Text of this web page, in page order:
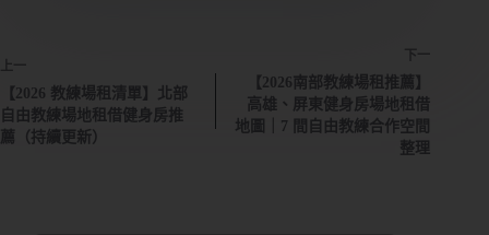
上一
【2026 教練場租清單】北部
自由教練場地租借健身房推
薦（持續更新）
下一
【2026南部教練場租推薦】
高雄、屏東健身房場地租借
地圖｜7 間自由教練合作空間
整理
的
內
容